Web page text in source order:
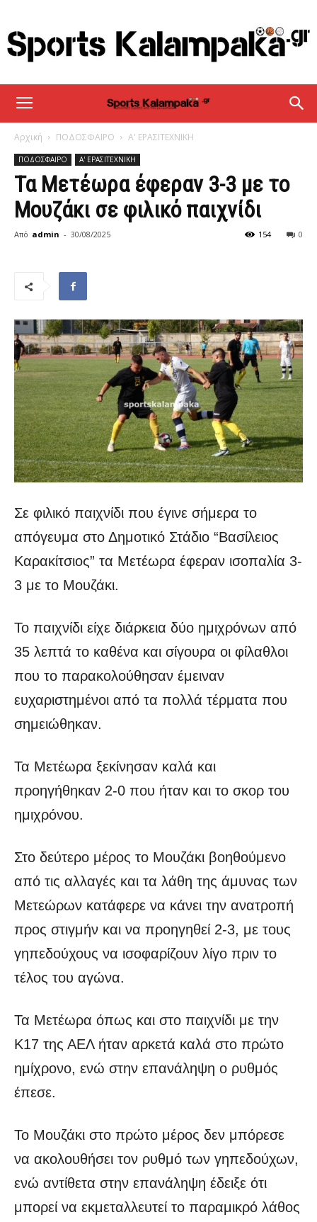
sportskalampaka
Αρχική ΠΟΔΟΣΦΑΙΡΟ Α' ΕΡΑΣΙΤΕΧΝΙΚΗ
ΠΟΔΟΣΦΑΙΡΟ Α' ΕΡΑΣΙΤΕΧΝΙΚΗ
Τα Μετέωρα έφεραν 3-3 με το
Μουζάκι σε φιλικό παιχνίδι
Από admin - 30/08/2025 0
154
Σε φιλικό παιχνίδι που έγινε σήμερα το
απόγευμα στο Δημοτικό Στάδιο “Βασίλειος
Καρακίτσιος” τα Μετέωρα έφεραν ισοπαλία 3-
3 με το Μουζάκι.
Το παιχνίδι είχε διάρκεια δύο ημιχρόνων από
35 λεπτά το καθένα και σίγουρα οι φίλαθλοι
που το παρακολούθησαν έμειναν
ευχαριστημένοι από τα πολλά τέρματα που
σημειώθηκαν.
Τα Μετέωρα ξεκίνησαν καλά και
προηγήθηκαν 2-0 που ήταν και το σκορ του
ημιχρόνου.
Στο δεύτερο μέρος το Μουζάκι βοηθούμενο
από τις αλλαγές και τα λάθη της άμυνας των
Μετεώρων κατάφερε να κάνει την ανατροπή
προς στιγμήν και να προηγηθεί 2-3, με τους
γηπεδούχους να ισοφαρίζουν λίγο πριν το
τέλος του αγώνα.
Τα Μετέωρα όπως και στο παιχνίδι με την
Κ17 της ΑΕΛ ήταν αρκετά καλά στο πρώτο
ημίχρονο, ενώ στην επανάληψη ο ρυθμός
έπεσε.
Το Μουζάκι στο πρώτο μέρος δεν μπόρεσε
να ακολουθήσει τον ρυθμό των γηπεδούχων,
ενώ αντίθετα στην επανάληψη έδειξε ότι
μπορεί να εκμεταλλευτεί το παραμικρό λάθος